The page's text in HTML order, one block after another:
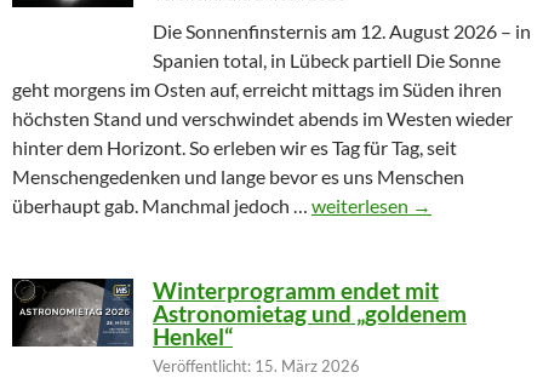
Die Sonnenfinsternis am 12. August 2026 – in
Spanien total, in Lübeck partiell Die Sonne
geht morgens im Osten auf, erreicht mittags im Süden ihren
höchsten Stand und verschwindet abends im Westen wieder
hinter dem Horizont. So erleben wir es Tag für Tag, seit
Menschengedenken und lange bevor es uns Menschen
überhaupt gab. Manchmal jedoch … Wenn die Sonne ihr Licht
weiterlesen →
Winterprogramm endet mit
Astronomietag und „goldenem
Henkel“
Veröffentlicht: 15. März 2026